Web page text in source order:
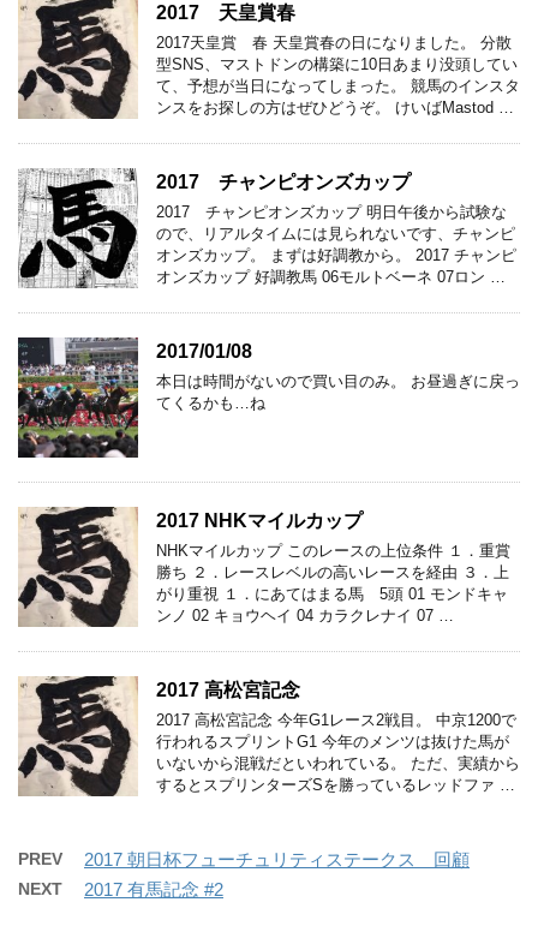
2017 天皇賞春
2017天皇賞 春 天皇賞春の日になりました。 分散
型SNS、マストドンの構築に10日あまり没頭してい
て、予想が当日になってしまった。 競馬のインスタ
ンスをお探しの方はぜひどうぞ。 けいばMastod …
2017 チャンピオンズカップ
2017 チャンピオンズカップ 明日午後から試験な
ので、リアルタイムには見られないです、チャンピ
オンズカップ。 まずは好調教から。 2017 チャンピ
オンズカップ 好調教馬 06モルトベーネ 07ロン …
2017/01/08
本日は時間がないので買い目のみ。 お昼過ぎに戻っ
てくるかも…ね
2017 NHKマイルカップ
NHKマイルカップ このレースの上位条件 １．重賞
勝ち ２．レースレベルの高いレースを経由 ３．上
がり重視 １．にあてはまる馬 5頭 01 モンドキャ
ンノ 02 キョウヘイ 04 カラクレナイ 07 …
2017 高松宮記念
2017 高松宮記念 今年G1レース2戦目。 中京1200で
行われるスプリントG1 今年のメンツは抜けた馬が
いないから混戦だといわれている。 ただ、実績から
するとスプリンターズSを勝っているレッドファ …
PREV 2017 朝日杯フューチュリティステークス 回顧
NEXT 2017 有馬記念 #2